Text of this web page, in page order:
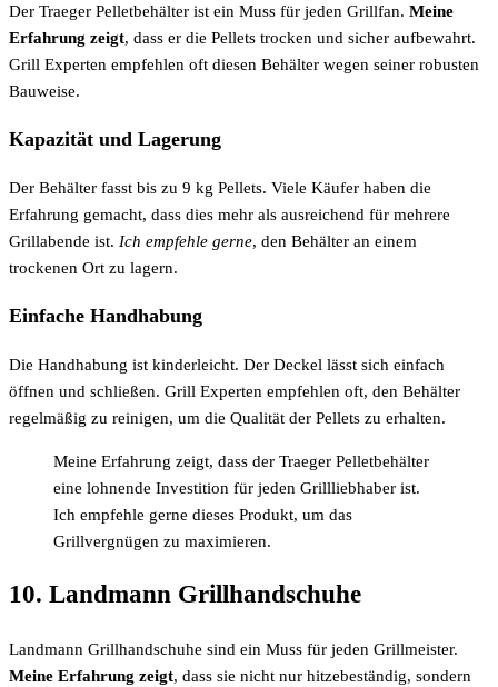
Der Traeger Pelletbehälter ist ein Muss für jeden Grillfan. Meine
Erfahrung zeigt, dass er die Pellets trocken und sicher aufbewahrt.
Grill Experten empfehlen oft diesen Behälter wegen seiner robusten
Bauweise.
Kapazität und Lagerung
Der Behälter fasst bis zu 9 kg Pellets. Viele Käufer haben die
Erfahrung gemacht, dass dies mehr als ausreichend für mehrere
Grillabende ist. Ich empfehle gerne, den Behälter an einem
trockenen Ort zu lagern.
Einfache Handhabung
Die Handhabung ist kinderleicht. Der Deckel lässt sich einfach
öffnen und schließen. Grill Experten empfehlen oft, den Behälter
regelmäßig zu reinigen, um die Qualität der Pellets zu erhalten.
Meine Erfahrung zeigt, dass der Traeger Pelletbehälter
eine lohnende Investition für jeden Grillliebhaber ist.
Ich empfehle gerne dieses Produkt, um das
Grillvergnügen zu maximieren.
10. Landmann Grillhandschuhe
Landmann Grillhandschuhe sind ein Muss für jeden Grillmeister.
Meine Erfahrung zeigt, dass sie nicht nur hitzebeständig, sondern